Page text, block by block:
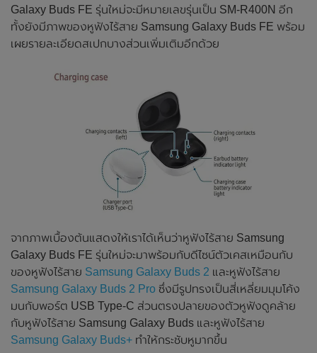
Galaxy Buds FE รุ่นใหม่จะมีหมายเลขรุ่นเป็น SM-R400N อีก
ทั้งยังมีภาพของหูฟังไร้สาย Samsung Galaxy Buds FE พร้อม
เผยรายละเอียดสเปกบางส่วนเพิ่มเติมอีกด้วย
จากภาพเบื้องต้นแสดงให้เราได้เห็นว่าหูฟังไร้สาย Samsung
Galaxy Buds FE รุ่นใหม่จะมาพร้อมกับดีไซน์ตัวเคสเหมือนกับ
ของหูฟังไร้สาย Samsung Galaxy Buds 2 และหูฟังไร้สาย
Samsung Galaxy Buds 2 Pro ซึ่งมีรูปทรงเป็นสี่เหลี่ยมมุมโค้ง
มนกับพอร์ต USB Type-C ส่วนตรงปลายของตัวหูฟังดูคล้าย
กับหูฟังไร้สาย Samsung Galaxy Buds และหูฟังไร้สาย
Samsung Galaxy Buds+ ทำให้กระชับหูมากขึ้น